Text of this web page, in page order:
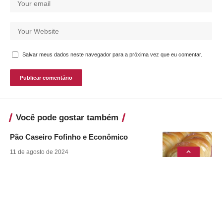
Salvar meus dados neste navegador para a próxima vez que eu comentar.
Você pode gostar também
Pão Caseiro Fofinho e Econômico
11 de agosto de 2024